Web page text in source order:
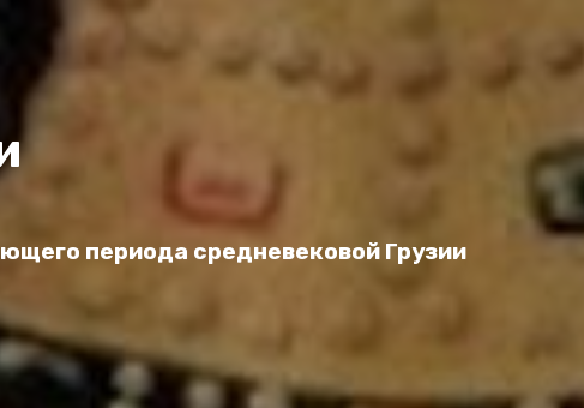
периода средневековой Грузии